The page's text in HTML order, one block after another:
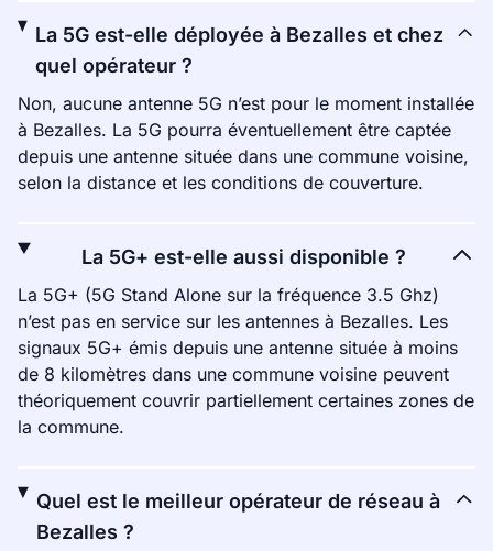
La 5G est-elle déployée à Bezalles et chez
quel opérateur ?
Non, aucune antenne 5G n’est pour le moment installée
à Bezalles. La 5G pourra éventuellement être captée
depuis une antenne située dans une commune voisine,
selon la distance et les conditions de couverture.
La 5G+ est-elle aussi disponible ?
La 5G+ (5G Stand Alone sur la fréquence 3.5 Ghz)
n’est pas en service sur les antennes à Bezalles. Les
signaux 5G+ émis depuis une antenne située à moins
de 8 kilomètres dans une commune voisine peuvent
théoriquement couvrir partiellement certaines zones de
la commune.
Quel est le meilleur opérateur de réseau à
Bezalles ?